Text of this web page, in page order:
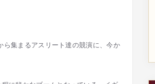
ら集まるアスリート達の競演に、今か